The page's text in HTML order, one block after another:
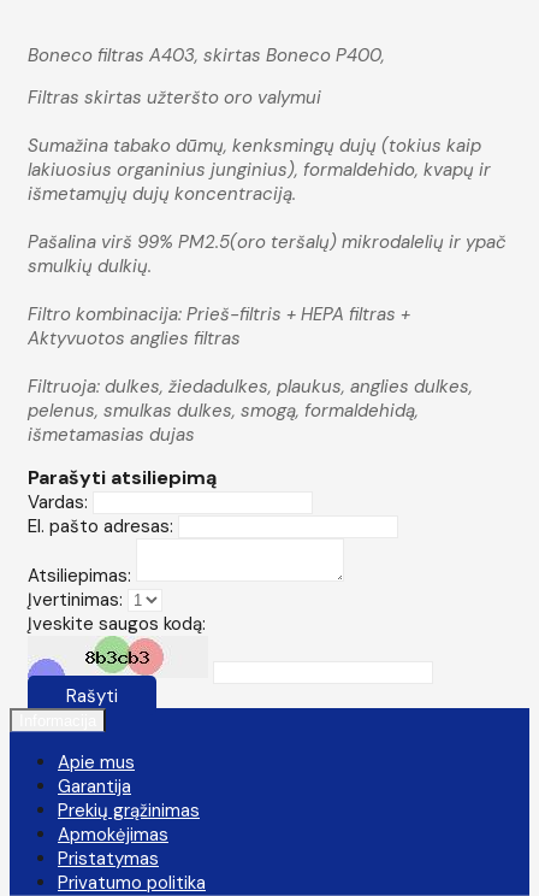
Boneco filtras A403, skirtas Boneco P400,
Filtras skirtas užteršto oro valymui
Sumažina tabako dūmų, kenksmingų dujų (tokius kaip
lakiuosius organinius junginius), formaldehido, kvapų ir
išmetamųjų dujų koncentraciją.
Pašalina virš 99% PM2.5(oro teršalų) mikrodalelių ir ypač
smulkių dulkių.
Filtro kombinacija: Prieš-filtris + HEPA filtras +
Aktyvuotos anglies filtras
Filtruoja: dulkes, žiedadulkes, plaukus, anglies dulkes,
pelenus, smulkas dulkes, smogą, formaldehidą,
išmetamasias dujas
Parašyti atsiliepimą
Vardas:
El. pašto adresas:
Atsiliepimas:
Įvertinimas:
Įveskite saugos kodą:
Rašyti
Apie mus
Garantija
Prekių grąžinimas
Apmokėjimas
Pristatymas
Privatumo politika